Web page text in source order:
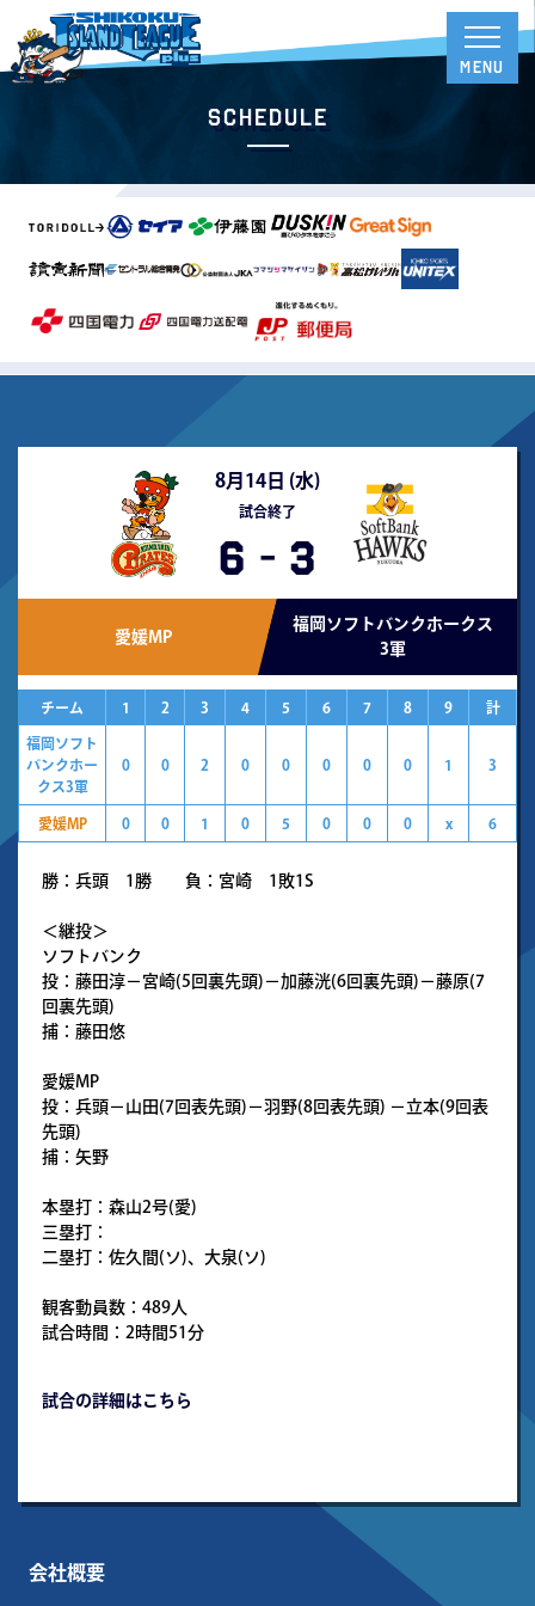
Schedule
8月14日 (水)
試合終了
6 - 3
愛媛MP
福岡ソフトバンクホークス
3軍
チーム 1 2 3 4 5 6 7 8 9 計
福岡ソフト
バンクホー
クス3軍
0 0 2 0 0 0 0 0 1 3
愛媛MP 0 0 1 0 5 0 0 0 x 6
勝：兵頭 1勝 負：宮崎 1敗1S
＜継投＞
ソフトバンク
投：藤田淳－宮崎(5回裏先頭)－加藤洸(6回裏先頭)－藤原(7
回裏先頭)
捕：藤田悠
愛媛MP
投：兵頭－山田(7回表先頭)－羽野(8回表先頭) －立本(9回表
先頭)
捕：矢野
本塁打：森山2号(愛)
三塁打：
二塁打：佐久間(ソ)、大泉(ソ)
観客動員数：489人
試合時間：2時間51分
試合の詳細はこちら
会社概要